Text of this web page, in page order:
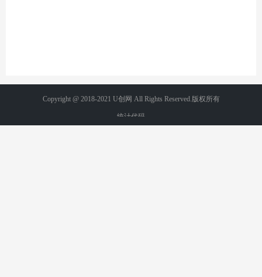
Copyright @ 2018-2021 U创网 All Rights Reserved.版权所有
统计代码